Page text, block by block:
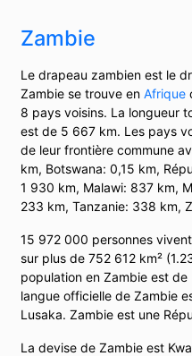
Zambie
Le drapeau zambien est le
Zambie se trouve en Afrique
8 pays voisins. La longueur
est de 5 667 km. Les pays
de leur frontière commune
km, Botswana: 0,15 km,
1 930 km, Malawi: 837 km,
233 km, Tanzanie: 338 km,
15 972 000 personnes
sur plus de 752 612 km²
population en Zambie est de
langue officielle de Zambie
Lusaka. Zambie est une
La devise de Zambie est